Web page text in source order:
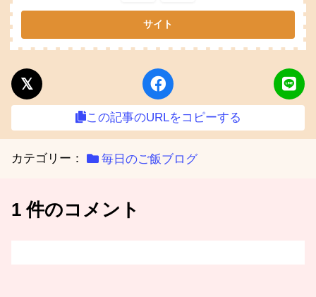
この記事のURLをコピーする
カテゴリー： 毎日のご飯ブログ
1 件のコメント